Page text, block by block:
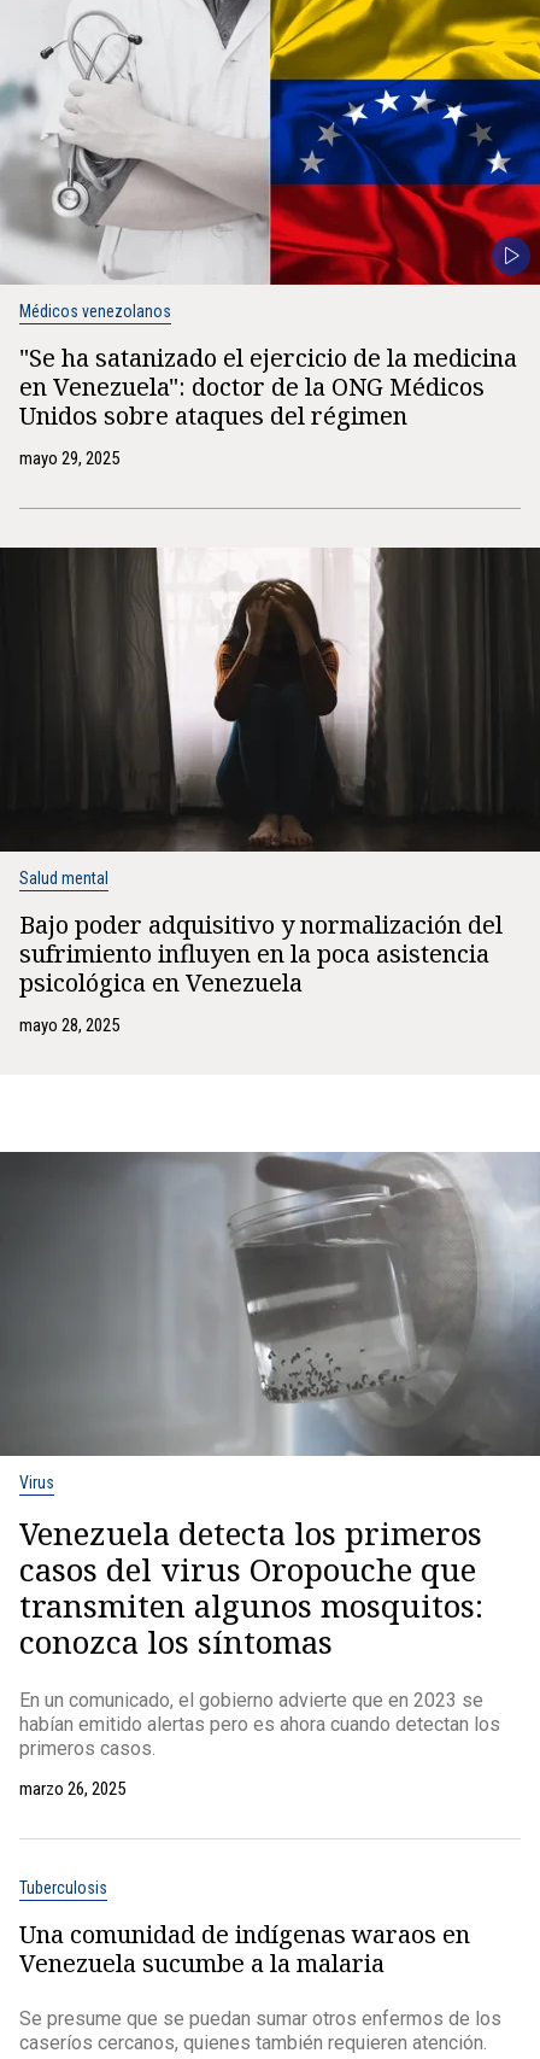
Médicos venezolanos
"Se ha satanizado el ejercicio de la medicina
en Venezuela": doctor de la ONG Médicos
Unidos sobre ataques del régimen
mayo 29, 2025
Salud mental
Bajo poder adquisitivo y normalización del
sufrimiento influyen en la poca asistencia
psicológica en Venezuela
mayo 28, 2025
Virus
Venezuela detecta los primeros
casos del virus Oropouche que
transmiten algunos mosquitos:
conozca los síntomas
En un comunicado, el gobierno advierte que en 2023 se
habían emitido alertas pero es ahora cuando detectan los
primeros casos.
marzo 26, 2025
Tuberculosis
Una comunidad de indígenas waraos en
Venezuela sucumbe a la malaria
Se presume que se puedan sumar otros enfermos de los
caseríos cercanos, quienes también requieren atención.